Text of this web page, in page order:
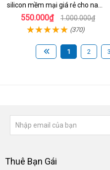
silicon mềm mại giá rẻ cho nam
cực sướng
550.000₫ 1.000.000₫
(370)
1 2 3
Thuê Bạn Gái